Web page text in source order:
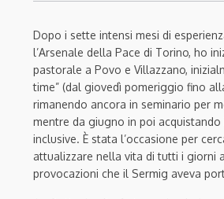
Dopo i sette intensi mesi di
l’Arsenale della Pace di Torino, ho
pastorale a Povo e Villazzano,
time” (dal giovedì pomeriggio fino
rimanendo ancora in seminario per
mentre da giugno in poi
inclusive. È stata l’occasione per
attualizzare nella vita di tutti i giorni
provocazioni che il Sermig aveva